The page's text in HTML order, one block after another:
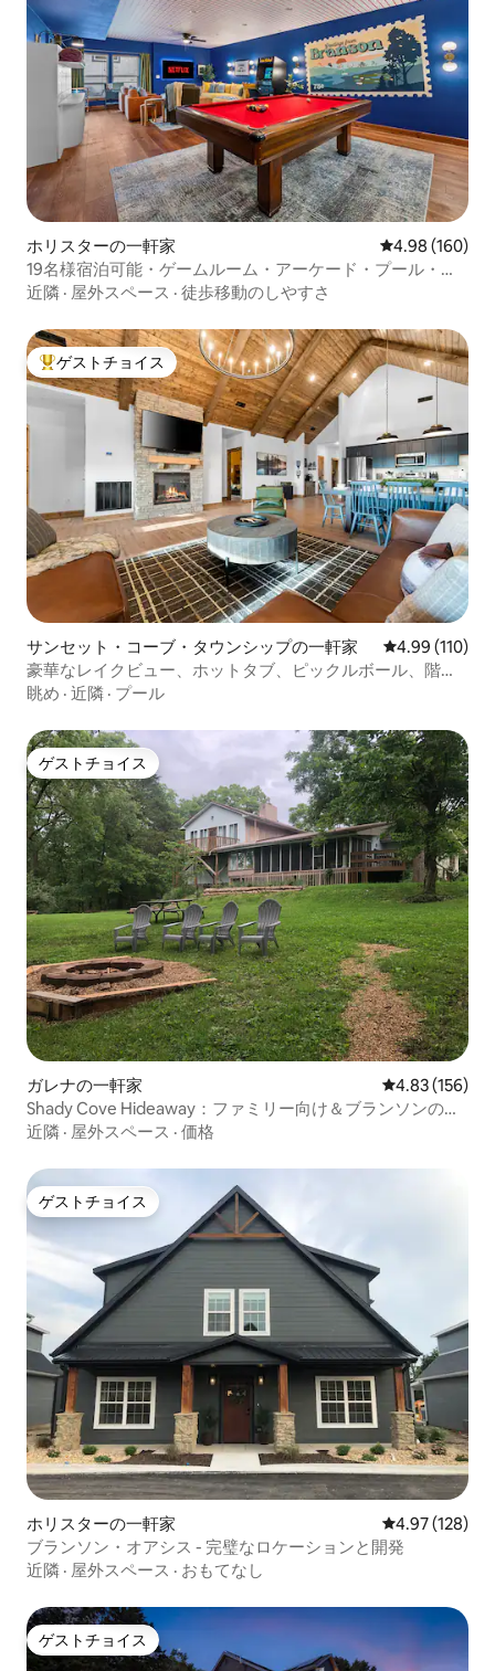
ホリスターの一軒家 レビュー160
4.98 (160)
19名様宿泊可能・ゲームルーム・アーケード・プール・ジ
ャグジー
近隣 · 屋外スペース · 徒歩移動のしやすさ
大好評のゲストチョイスです。
ゲストチョイス
サンセット・コーブ・タウンシップの一軒家 レビュー110
4.99 (110)
豪華なレイクビュー、ホットタブ、ピックルボール、階段
なし！
眺め · 近隣 · プール
ゲストチョイス
ゲストチョイス
ガレナの一軒家 レビュー156
4.83 (156)
Shady Cove Hideaway：ファミリー向け＆ブランソンの楽
しみ
近隣 · 屋外スペース · 価格
ゲストチョイス
ゲストチョイス
ホリスターの一軒家 レビュー128
4.97 (128)
ブランソン・オアシス - 完璧なロケーションと開発
近隣 · 屋外スペース · おもてなし
ゲストチョイス
ゲストチョイス